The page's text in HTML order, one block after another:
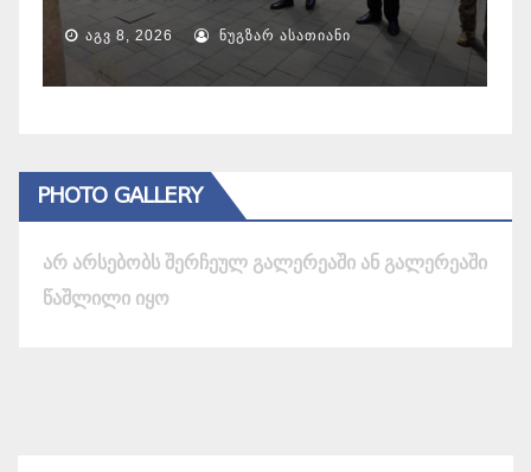
ᲐᲒᲕ 9, 2026 ᲜᲣᲒᲖᲐᲠ ᲐᲡᲐᲗᲘᲐᲜᲘ
PHOTO GALLERY
არ არსებობს შერჩეულ გალერეაში ან გალერეაში
წაშლილი იყო